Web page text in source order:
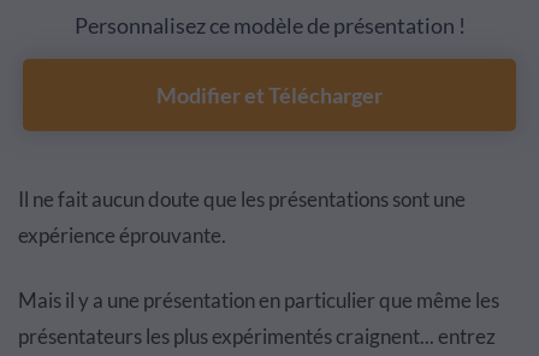
Personnalisez ce modèle de présentation !
Modifier et Télécharger
Il ne fait aucun doute que les présentations sont une
expérience éprouvante.
Mais il y a une présentation en particulier que même les
présentateurs les plus expérimentés craignent... entrez